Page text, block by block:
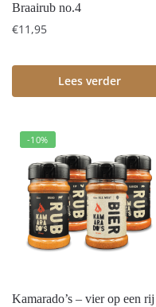
Braairub no.4
€11,95
Lees verder
-10%
Kamarado’s – vier op een rij